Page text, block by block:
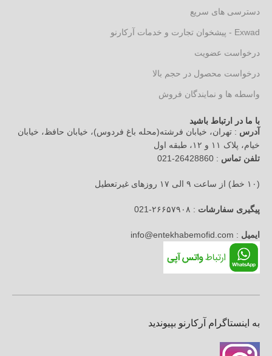
دسترسی های سریع
Exwad - پیشخوان تجارت و خدمات آرکارنو
درخواست عضویت
درخواست محصول در حجم بالا
واسطه ها و نمایندگان فروش
با ما در ارتباط باشید
آدرس : تهران، خیابان فرشته(محله باغ فردوس)، خیابان حافظ، خیابان
خیام، پلاک ۱۱ و ۱۲، طبقه اول
تلفن تماس : 26428860-021
(۱۰ خط) از ساعت ۹ الی ۱۷ روزهای غیرتعطیل
پیگیری سفارشات : ۲۶۶۵۷۹۰۸-021
ایمیل : info@entekhabemofid.com
به اینستاگرام آرکارنو بپیوندید